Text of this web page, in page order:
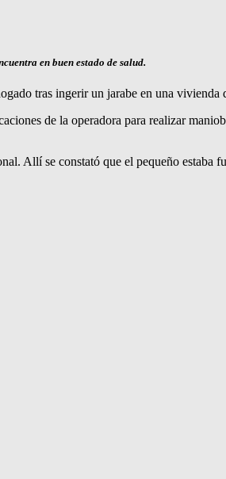
en buen estado de salud.
tras ingerir un jarabe en una
de la operadora para realizar
Allí se constató que el pequeño estaba